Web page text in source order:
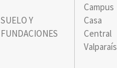
SUELO Y
FUNDACIONES
Campus
Casa
Central